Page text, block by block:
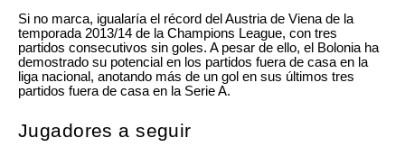
Si no marca, igualaría el récord del Austria de Viena de la
temporada 2013/14 de la Champions League, con tres
partidos consecutivos sin goles. A pesar de ello, el Bolonia ha
demostrado su potencial en los partidos fuera de casa en la
liga nacional, anotando más de un gol en sus últimos tres
partidos fuera de casa en la Serie A.
Jugadores a seguir